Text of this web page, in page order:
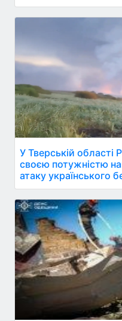
У Тверській області
своєю потужністю
атаку українського